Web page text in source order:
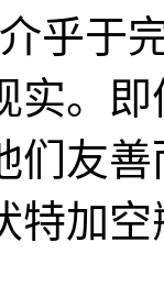
乎于
实。
们友
特加